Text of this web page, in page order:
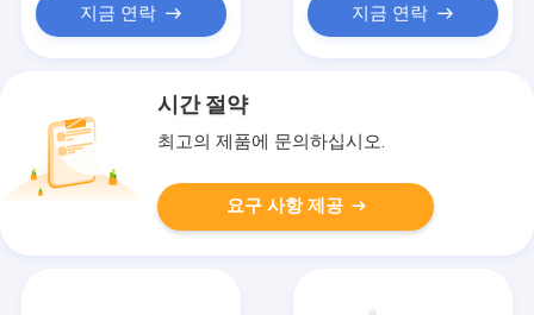
지금 연락 지금 연락
시간 절약
최고의 제품에 문의하십시오.
요구 사항 제공